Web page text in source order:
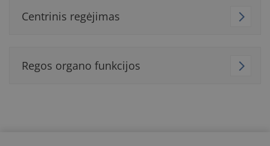
Centrinis regėjimas
Regos organo funkcijos